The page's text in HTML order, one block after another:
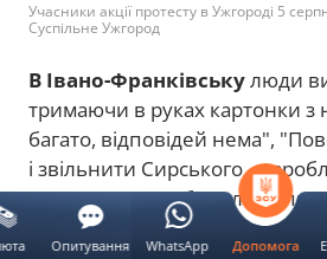
Учасники акції протесту в Ужгороді 5
Суспільне Ужгород
В Івано-Франківськулюди
тримаючи в руках картонки
багато, відповідей нема",
і звільнити Сирського —
половину!", "Набридли ці
туза!"
Допомога
Опитування WhatsApp